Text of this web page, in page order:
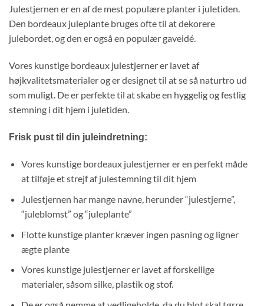
Julestjernen er en af de mest populære planter i juletiden.
Den bordeaux juleplante bruges ofte til at dekorere
julebordet, og den er også en populær gaveidé.
Vores kunstige bordeaux julestjerner er lavet af
højkvalitetsmaterialer og er designet til at se så naturtro ud
som muligt. De er perfekte til at skabe en hyggelig og festlig
stemning i dit hjem i juletiden.
Frisk pust til din juleindretning:
Vores kunstige bordeaux julestjerner er en perfekt måde
at tilføje et strejf af julestemning til dit hjem
Julestjernen har mange navne, herunder “julestjerne”,
“juleblomst” og “juleplante”
Flotte kunstige planter kræver ingen pasning og ligner
ægte plante
Vores kunstige julestjerner er lavet af forskellige
materialer, såsom silke, plastik og stof.